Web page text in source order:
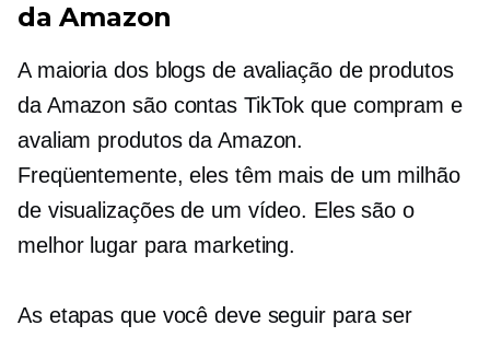
da Amazon
A maioria dos blogs de avaliação de produtos
da Amazon são contas TikTok que compram e
avaliam produtos da Amazon.
Freqüentemente, eles têm mais de um milhão
de visualizações de um vídeo. Eles são o
melhor lugar para marketing.
As etapas que você deve seguir para ser